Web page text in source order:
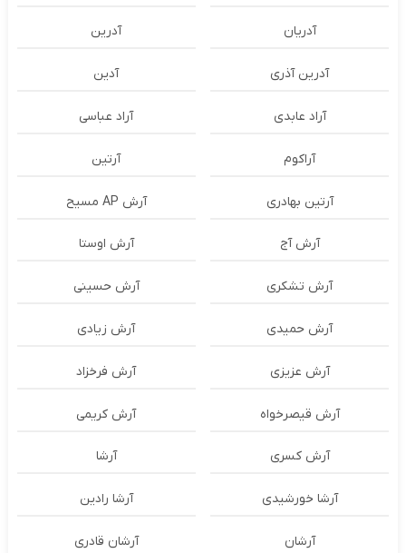
آدریان آدرین
آدرین آذری آدین
آراد عابدی آراد عباسی
آراکوم آرتین
آرتین بهادری آرش AP مسیح
آرش آج آرش اوستا
آرش تشکری آرش حسینی
آرش حمیدی آرش زیادی
آرش عزیزی آرش فرخزاد
آرش قیصرخواه آرش کریمی
آرش کسری آرشا
آرشا خورشیدی آرشا رادین
آرشان آرشان قادری